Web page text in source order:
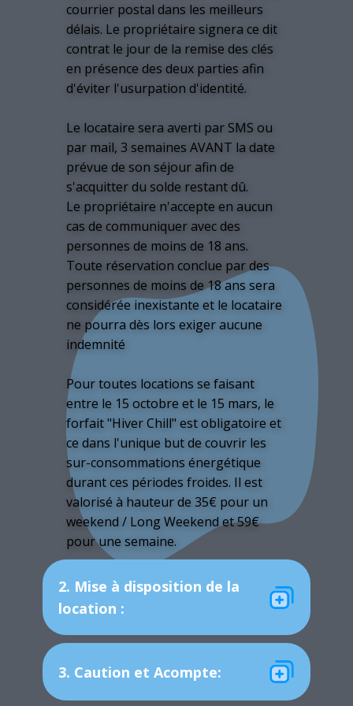
courrier postal dans les meilleurs
délais. Le propriétaire signera ce dit
contrat le jour de la remise des clés
en présence des deux parties afin
d'éviter l'usurpation d'identité.
Le locataire sera averti par SMS ou
par mail, 3 semaines AVANT la date
prévue de son séjour afin de
s'acquitter du solde restant dû.
Le propriétaire n'accepte en aucun
cas de communiquer avec des
personnes de moins de 18 ans.
Toute réservation conclue par des
personnes de moins de 18 ans sera
considérée inexistante et le locataire
ne pourra dès lors exiger aucune
indemnité
Pour toutes locations se faisant
entre le 15 octobre et le 15 mars, le
forfait "Hiver Chill" est obligatoire et
ce dans l'unique but de couvrir les
sur-consommations énergétique
durant ces périodes froides. Il est
valorisé à hauteur de 35€ pour un
weekend / Long Weekend et 59€
pour une semaine.
2. Mise à disposition de la
location :
3. Caution et Acompte: